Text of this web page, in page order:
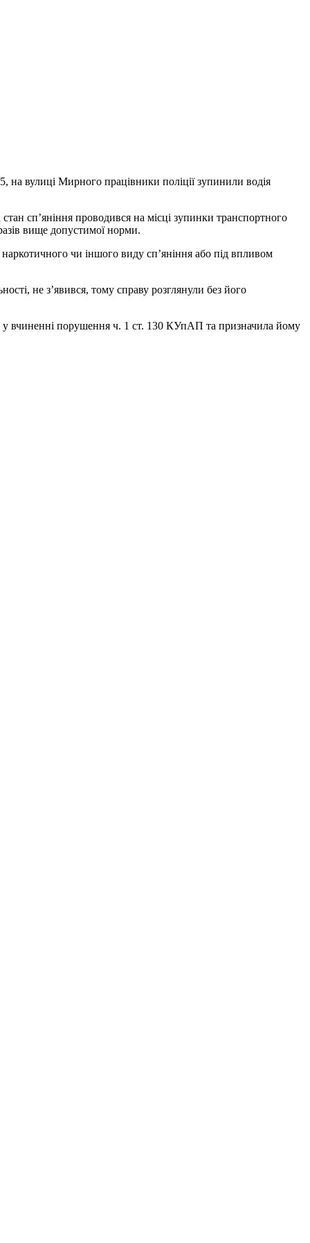
на вулиці Мирного працівники поліції зупинили водія
сп’яніння проводився на місці зупинки транспортного
вище допустимої норми.
чи іншого виду сп’яніння або під впливом
не з’явився, тому справу розглянули без його
у вчиненні порушення ч. 1 ст. 130 КУпАП та призначила йому